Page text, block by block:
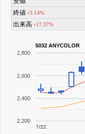
終値+3.14%
出来高+17.37%
5032 ANYCOLOR
7/22
2,200
2,400
2,600
2,800